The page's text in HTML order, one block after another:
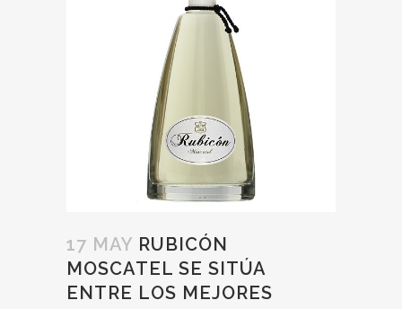
17 MAY RUBICÓN
MOSCATEL SE SITÚA
ENTRE LOS MEJORES